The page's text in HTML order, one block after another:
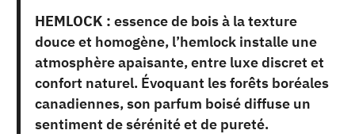
HEMLOCK :essence de bois à la texture
douce et homogène, l’hemlock installe une
atmosphère apaisante, entre luxe discret et
confort naturel. Évoquant les forêts boréales
canadiennes, son parfum boisé diffuse un
sentiment de sérénité et de pureté.